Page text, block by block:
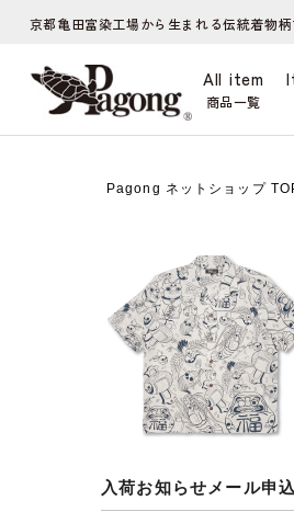
京都亀田富染工場から生まれる伝統着物
All item
商品一覧
Pagong ネットショップ
入荷お知らせメール申込